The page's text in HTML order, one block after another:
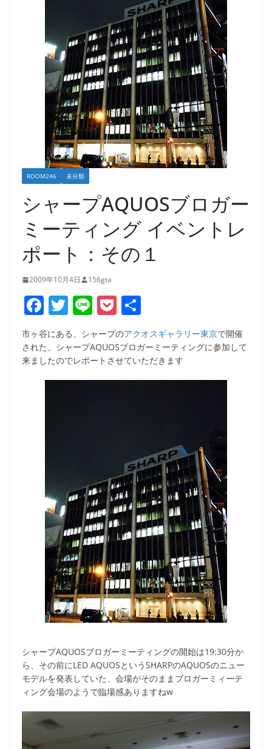
ROOM246 未分類
シャープAQUOSブロガー
ミーティング イベントレ
ポート：その１
2009年10月4日 156gta
F
a
c
e
b
T
w
itt
er
Li
e
P
o
ck
et
有
市ヶ谷にある、シャープのアクオスギャラリー東京で開催
された、シャープAQUOSブロガーミーティングに参加して
来ましたのでレポートさせていただきます
シャープAQUOSブロガーミーティングの開始は19:30分か
ら、その前にLED AQUOSというSHARPのAQUOSのニュー
モデルを発表していた、会場がそのままブロガーミィーテ
ィング会場のようで臨場感ありますねw